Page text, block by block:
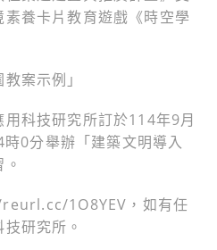
養卡片教育遊戲《時空學
案示例」
科技研究所訂於114年9月
0分舉辦「建築文明導入
1O8YEV，如有任
研究所。